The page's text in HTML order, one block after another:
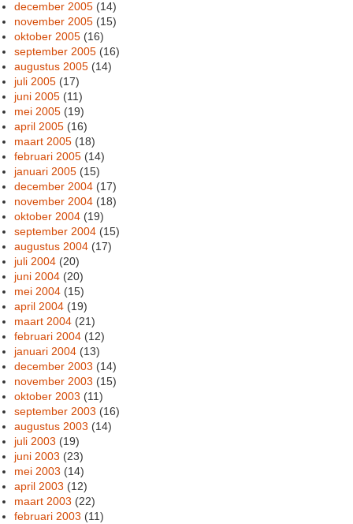
december 2005 (14)
november 2005 (15)
oktober 2005 (16)
september 2005 (16)
augustus 2005 (14)
juli 2005 (17)
juni 2005 (11)
mei 2005 (19)
april 2005 (16)
maart 2005 (18)
februari 2005 (14)
januari 2005 (15)
december 2004 (17)
november 2004 (18)
oktober 2004 (19)
september 2004 (15)
augustus 2004 (17)
juli 2004 (20)
juni 2004 (20)
mei 2004 (15)
april 2004 (19)
maart 2004 (21)
februari 2004 (12)
januari 2004 (13)
december 2003 (14)
november 2003 (15)
oktober 2003 (11)
september 2003 (16)
augustus 2003 (14)
juli 2003 (19)
juni 2003 (23)
mei 2003 (14)
april 2003 (12)
maart 2003 (22)
februari 2003 (11)